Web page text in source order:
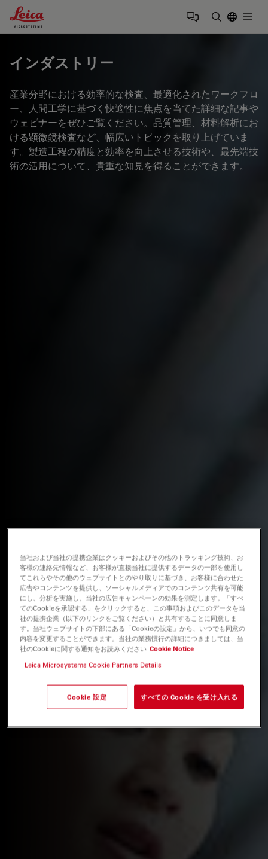
Leica Microsystems Logo
インダストリー
産業分野における効率的な検査、最適化されたワークフロ
ー、人間工学に基づく快適性に焦点を当てた詳細な記事や
ウェビナーをぜひご覧ください。品質管理、材料解析にお
ける顕微鏡検査など、幅広いトピックを取り上げていま
す。製造工程の精度と効率を向上させる技術や、最先端技
術の活用について、貴重な知見を得ることができます。
当社および当社の提携企業はクッキーおよびその他のトラッキング技術、お
客様の連絡先情報など、お客様が直接当社に提供するデータの一部を使用し
てこれらやその他のウェブサイトとのやり取りに基づき、お客様に合わせた
広告やコンテンツを提供し、ソーシャルメディアでのコンテンツ共有を可能
にし、分析を実施し、当社の広告キャンペーンの効果を測定します。「すべ
てのCookieを承認する」をクリックすると、この事項およびこのデータを当
社の提携企業（以下のリンクをご覧ください）と共有することに同意しま
す。当社ウェブサイトの下部にある「Cookieの設定」から、いつでも同意の
内容を変更することができます。当社の業務慣行の詳細につきましては、当
社のCookieに関する通知をお読みください Cookie Notice
Leica Microsystems Cookie Partners Details
Cookie 設定 すべての Cookie を受け入れる